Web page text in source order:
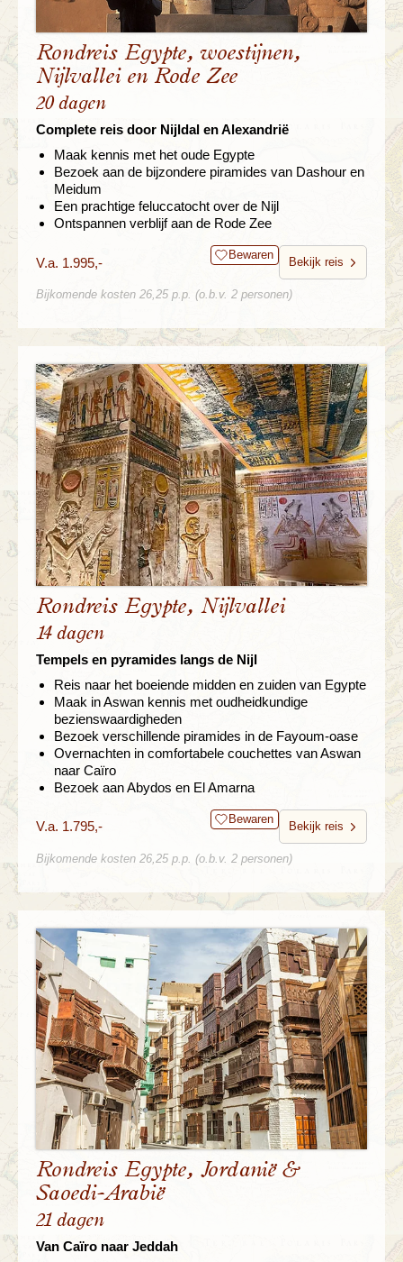
Rondreis Egypte, woestijnen,
Nijlvallei en Rode Zee
20 dagen
Complete reis door Nijldal en Alexandrië
Maak kennis met het oude Egypte
Bezoek aan de bijzondere piramides van Dashour en
Meidum
Een prachtige feluccatocht over de Nijl
Ontspannen verblijf aan de Rode Zee
V.a. 1.995,- Bewaren
Bekijk reis
Bijkomende kosten 26,25 p.p. (o.b.v. 2 personen)
Rondreis Egypte, Nijlvallei
14 dagen
Tempels en pyramides langs de Nijl
Reis naar het boeiende midden en zuiden van Egypte
Maak in Aswan kennis met oudheidkundige
bezienswaardigheden
Bezoek verschillende piramides in de Fayoum-oase
Overnachten in comfortabele couchettes van Aswan
naar Caïro
Bezoek aan Abydos en El Amarna
V.a. 1.795,- Bewaren
Bekijk reis
Bijkomende kosten 26,25 p.p. (o.b.v. 2 personen)
Rondreis Egypte, Jordanië &
Saoedi-Arabië
21 dagen
Van Caïro naar Jeddah